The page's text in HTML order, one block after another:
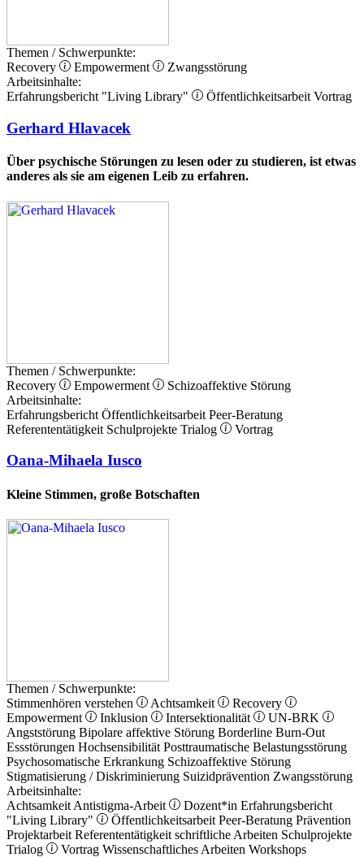
Themen / Schwerpunkte:
Recovery
Empowerment
Zwangsstörung
Arbeitsinhalte:
Erfahrungsbericht "Living Library" Öffentlichkeitsarbeit Vortrag
Gerhard Hlavacek
Über psychische Störungen zu lesen oder zu studieren, ist etwas
anderes als sie am eigenen Leib zu erfahren.
Themen / Schwerpunkte:
Recovery
Empowerment
Schizoaffektive Störung
Arbeitsinhalte:
Erfahrungsbericht Öffentlichkeitsarbeit Peer-Beratung
Referententätigkeit Schulprojekte Trialog Vortrag
Oana-Mihaela Iusco
Kleine Stimmen, große Botschaften
Themen / Schwerpunkte:
Stimmenhören verstehen
Achtsamkeit
Recovery
Empowerment
Inklusion Intersektionalität
UN-BRK
Angststörung Bipolare affektive Störung Borderline Burn-Out
Essstörungen Hochsensibilität Posttraumatische Belastungsstörung
Psychosomatische Erkrankung Schizoaffektive Störung
Stigmatisierung / Diskriminierung Suizidprävention Zwangsstörung
Arbeitsinhalte:
Achtsamkeit Antistigma-Arbeit Dozent*in Erfahrungsbericht
"Living Library"
Öffentlichkeitsarbeit Peer-Beratung Prävention
Projektarbeit Referententätigkeit schriftliche Arbeiten Schulprojekte
Trialog
Vortrag Wissenschaftliches Arbeiten Workshops